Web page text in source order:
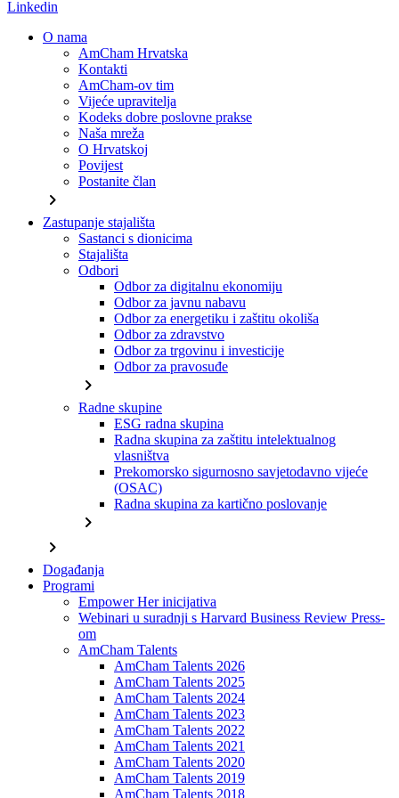
Linkedin
O nama
AmCham Hrvatska
Kontakti
AmCham-ov tim
Vijeće upravitelja
Kodeks dobre poslovne prakse
Naša mreža
O Hrvatskoj
Povijest
Postanite član
chevron_right
Zastupanje stajališta
Sastanci s dionicima
Stajališta
Odbori
Odbor za digitalnu ekonomiju
Odbor za javnu nabavu
Odbor za energetiku i zaštitu okoliša
Odbor za zdravstvo
Odbor za trgovinu i investicije
Odbor za pravosuđe
chevron_right
Radne skupine
ESG radna skupina
Radna skupina za zaštitu intelektualnog
vlasništva
Prekomorsko sigurnosno savjetodavno vijeće
(OSAC)
Radna skupina za kartično poslovanje
chevron_right
chevron_right
Događanja
Programi
Empower Her inicijativa
Webinari u suradnji s Harvard Business Review Press-
om
AmCham Talents
AmCham Talents 2026
AmCham Talents 2025
AmCham Talents 2024
AmCham Talents 2023
AmCham Talents 2022
AmCham Talents 2021
AmCham Talents 2020
AmCham Talents 2019
AmCham Talents 2018